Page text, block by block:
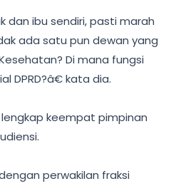
ibu sendiri, pasti marah
ada satu pun dewan yang
Di mana fungsi
DPRD?â€ kata dia.
keempat pimpinan
perwakilan fraksi